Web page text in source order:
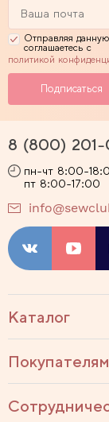
Отправляя
соглашаетесь с
политикой
Каталог
Покупателям
8 (800)
пн-чт 8:00-
пт 8:00-17:00